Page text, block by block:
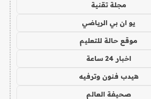
مجلة تقنية
يو ان بي الرياضي
موقع حالة للتعليم
اخبار 24 ساعة
هيدب فنون وترفيه
صحيفة العالم